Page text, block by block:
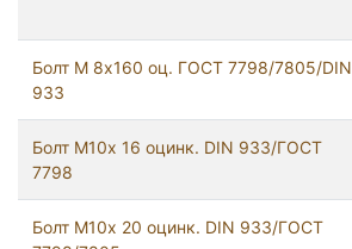
Болт М 8х160 оц. ГОСТ 7798/7805/DIN
933
Болт М10х 16 оцинк. DIN 933/ГОСТ
7798
Болт М10х 20 оцинк. DIN 933/ГОСТ